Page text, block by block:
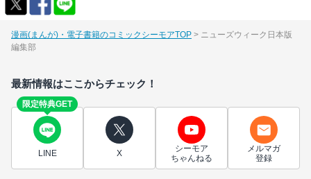
漫画(まんが)・電子書籍のコミックシーモアTOP
ニューズウィーク日本版
編集部
最新情報はここからチェック！
限定特典GET
LINE X
シーモア
ちゃんねる
メルマガ
登録